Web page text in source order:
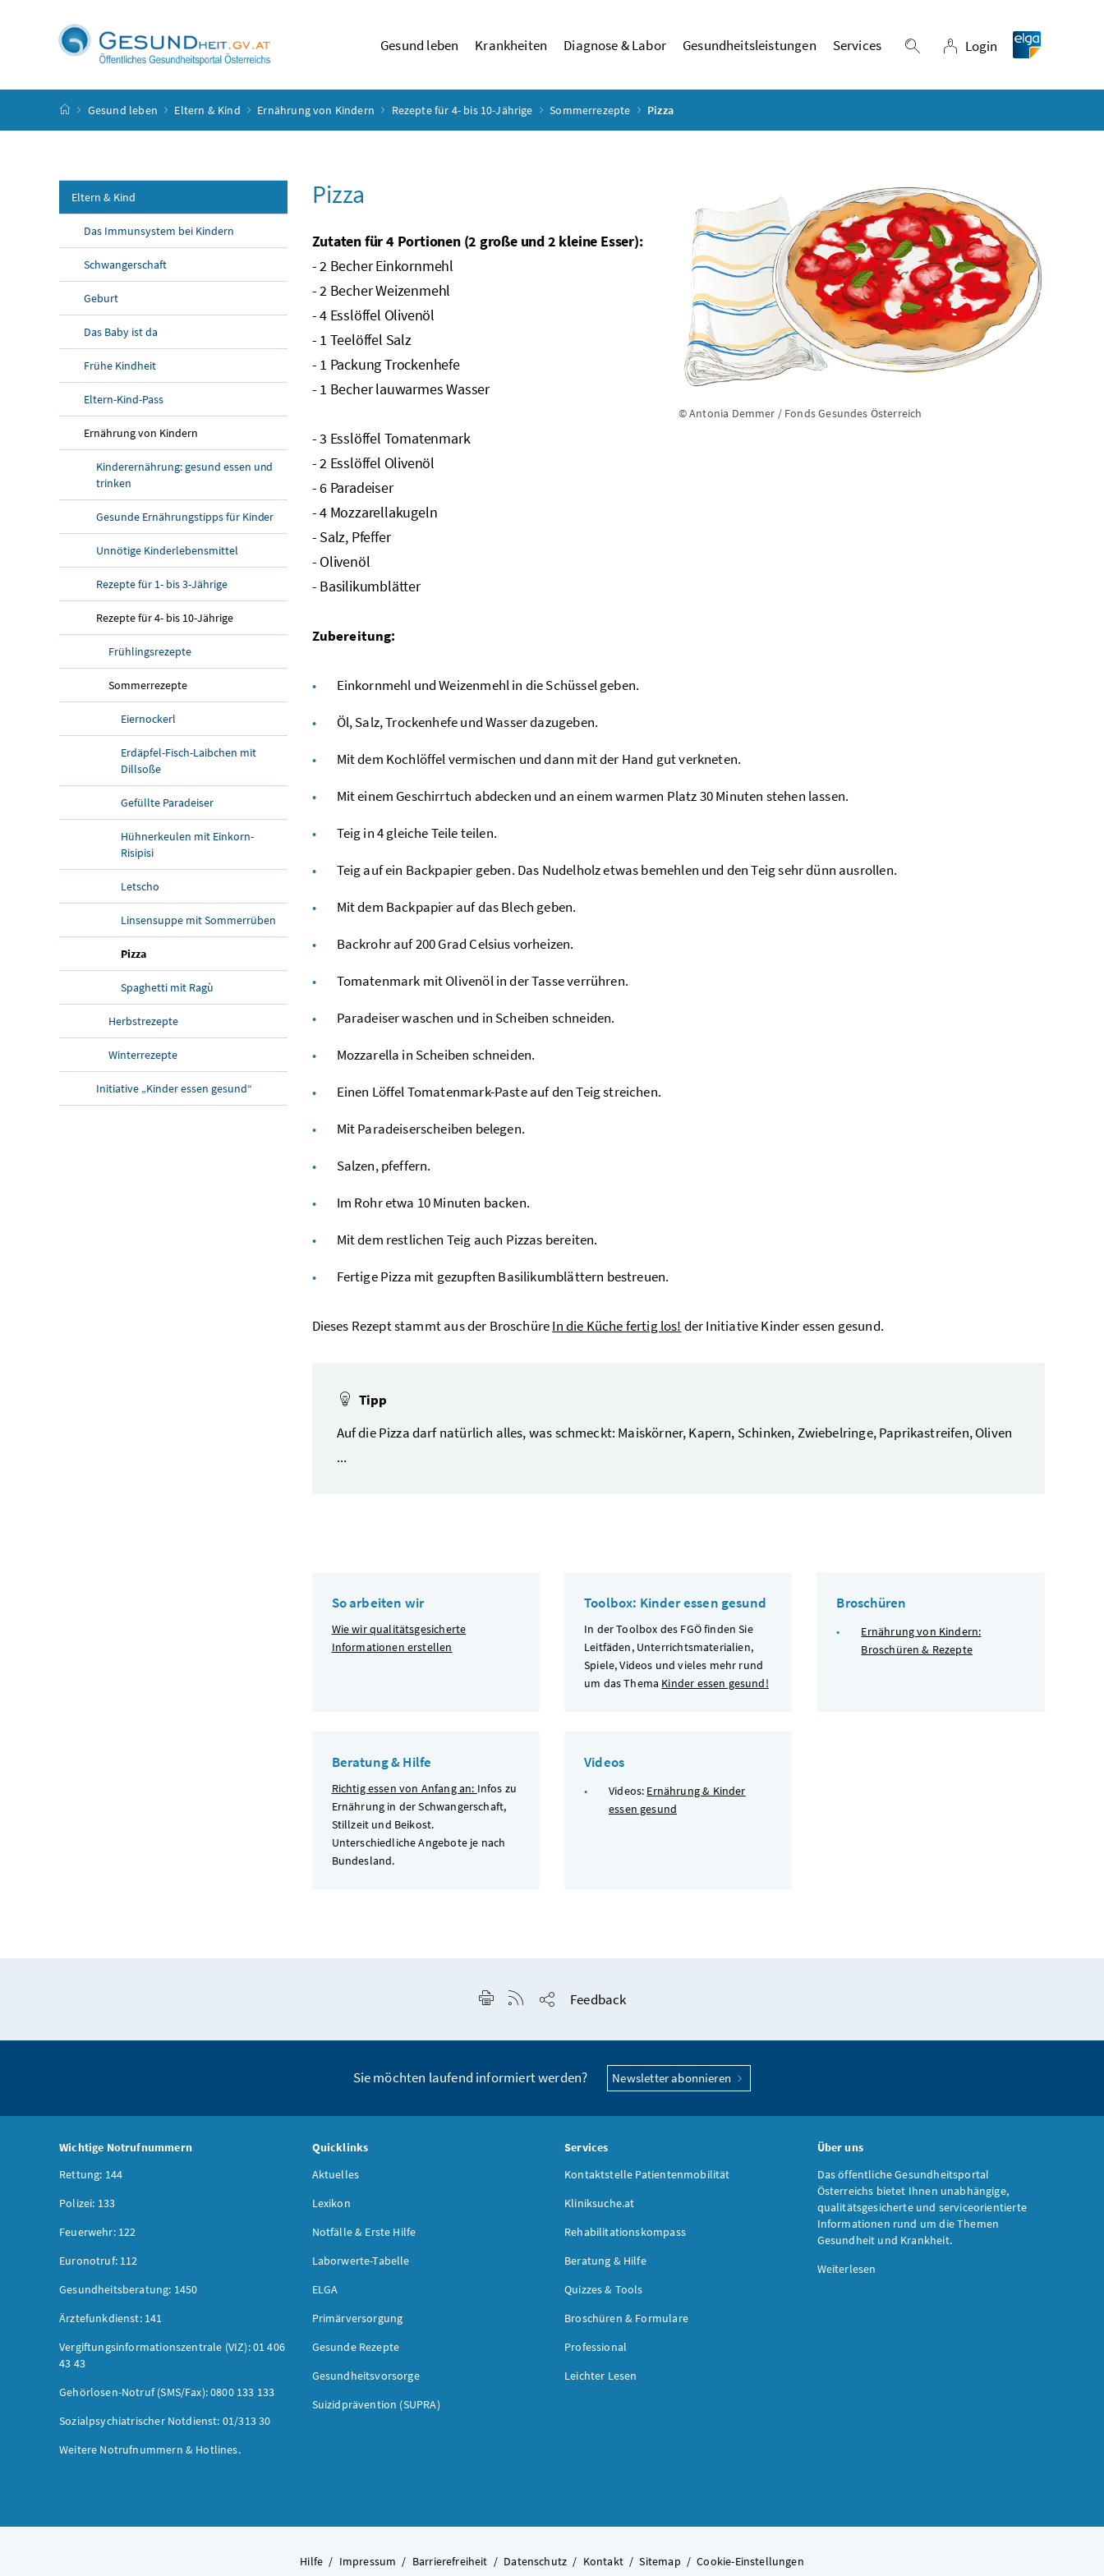
Gesund leben Krankheiten Diagnose & Labor Gesundheitsleistungen Services Suche einblenden
Login
Login
Startseite
Gesund leben Eltern & Kind Ernährung von Kindern Rezepte für 4- bis 10-Jährige Sommerrezepte Pizza
Eltern & Kind
Das Immunsystem bei Kindern
Schwangerschaft
Geburt
Das Baby ist da
Frühe Kindheit
Eltern-Kind-Pass
Ernährung von Kindern
Kinderernährung: gesund essen und
trinken
Gesunde Ernährungstipps für Kinder
Unnötige Kinderlebensmittel
Rezepte für 1- bis 3-Jährige
Rezepte für 4- bis 10-Jährige
Frühlingsrezepte
Sommerrezepte
Eiernockerl
Erdäpfel-Fisch-Laibchen mit
Dillsoße
Gefüllte Paradeiser
Hühnerkeulen mit Einkorn-
Risipisi
Letscho
Linsensuppe mit Sommerrüben
Pizza
Spaghetti mit Ragù
Herbstrezepte
Winterrezepte
Initiative „Kinder essen gesund“
© Antonia Demmer / Fonds Gesundes Österreich
Pizza
Zutaten für 4 Portionen (2 große und 2 kleine Esser):
- 2 Becher Einkornmehl
- 2 Becher Weizenmehl
- 4 Esslöffel Olivenöl
- 1 Teelöffel Salz
- 1 Packung Trockenhefe
- 1 Becher lauwarmes Wasser
- 3 Esslöffel Tomatenmark
- 2 Esslöffel Olivenöl
- 6 Paradeiser
- 4 Mozzarellakugeln
- Salz, Pfeffer
- Olivenöl
- Basilikumblätter
Zubereitung:
Einkornmehl und Weizenmehl in die Schüssel geben.
Öl, Salz, Trockenhefe und Wasser dazugeben.
Mit dem Kochlöffel vermischen und dann mit der Hand gut verkneten.
Mit einem Geschirrtuch abdecken und an einem warmen Platz 30 Minuten stehen lassen.
Teig in 4 gleiche Teile teilen.
Teig auf ein Backpapier geben. Das Nudelholz etwas bemehlen und den Teig sehr dünn ausrollen.
Mit dem Backpapier auf das Blech geben.
Backrohr auf 200 Grad Celsius vorheizen.
Tomatenmark mit Olivenöl in der Tasse verrühren.
Paradeiser waschen und in Scheiben schneiden.
Mozzarella in Scheiben schneiden.
Einen Löffel Tomatenmark-Paste auf den Teig streichen.
Mit Paradeiserscheiben belegen.
Salzen, pfeffern.
Im Rohr etwa 10 Minuten backen.
Mit dem restlichen Teig auch Pizzas bereiten.
Fertige Pizza mit gezupften Basilikumblättern bestreuen.
Dieses Rezept stammt aus der BroschüreIn die Küche fertig los! der Initiative Kinder essen gesund.
Tipp
Auf die Pizza darf natürlich alles, was schmeckt: Maiskörner, Kapern, Schinken, Zwiebelringe, Paprikastreifen, Oliven
...
So arbeiten wir
Wie wir qualitätsgesicherte
Informationen erstellen
Toolbox: Kinder essen gesund
In der Toolbox des FGÖ finden Sie
Leitfäden, Unterrichtsmaterialien,
Spiele, Videos und vieles mehr rund
um das Thema Kinder essen gesund!
Broschüren
Ernährung von Kindern:
Broschüren & Rezepte
Beratung & Hilfe
Richtig essen von Anfang an: Infos zu
Ernährung in der Schwangerschaft,
Stillzeit und Beikost.
Unterschiedliche Angebote je nach
Bundesland.
Videos
Videos: Ernährung & Kinder
essen gesund
Seite drucken
RSS-Feed anzeigen
Feedback
Sie möchten laufend informiert werden? Newsletter abonnieren
Wichtige Notrufnummern
Rettung: 144
Polizei: 133
Feuerwehr: 122
Euronotruf: 112
Gesundheitsberatung: 1450
Ärztefunkdienst: 141
Vergiftungsinformationszentrale (VIZ): 01 406
43 43
Gehörlosen-Notruf (SMS/Fax): 0800 133 133
Sozialpsychiatrischer Notdienst: 01/313 30
Weitere Notrufnummern & Hotlines.
Quicklinks
Aktuelles
Lexikon
Notfälle & Erste Hilfe
Laborwerte-Tabelle
ELGA
Primärversorgung
Gesunde Rezepte
Gesundheitsvorsorge
Suizidprävention (SUPRA)
Services
Kontaktstelle Patientenmobilität
Kliniksuche.at
Rehabilitationskompass
Beratung & Hilfe
Quizzes & Tools
Broschüren & Formulare
Professional
Leichter Lesen
Über uns
Das öffentliche Gesundheitsportal
Österreichs bietet Ihnen unabhängige,
qualitätsgesicherte und serviceorientierte
Informationen rund um die Themen
Gesundheit und Krankheit.
Weiterlesen
Hilfe / Impressum / Barrierefreiheit / Datenschutz / Kontakt / Sitemap / Cookie-Einstellungen